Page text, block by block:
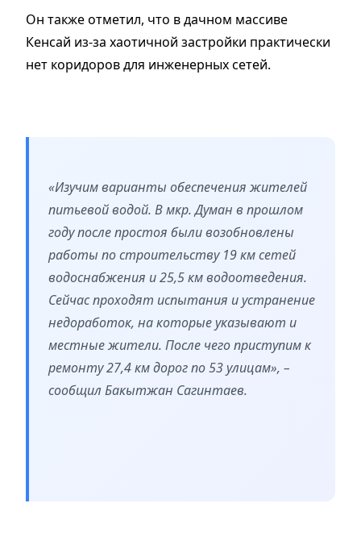
Он также отметил, что в дачном массиве
Кенсай из-за хаотичной застройки практически
нет коридоров для инженерных сетей.
«Изучим варианты обеспечения жителей
питьевой водой. В мкр. Думан в прошлом
году после простоя были возобновлены
работы по строительству 19 км сетей
водоснабжения и 25,5 км водоотведения.
Сейчас проходят испытания и устранение
недоработок, на которые указывают и
местные жители. После чего приступим к
ремонту 27,4 км дорог по 53 улицам», –
сообщил Бакытжан Сагинтаев.